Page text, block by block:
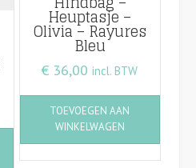
Heuptasje –
Olivia – Rayures
Bleu
€ 36,00 incl. BTW
TOEVOEGEN AAN
WINKELWAGEN